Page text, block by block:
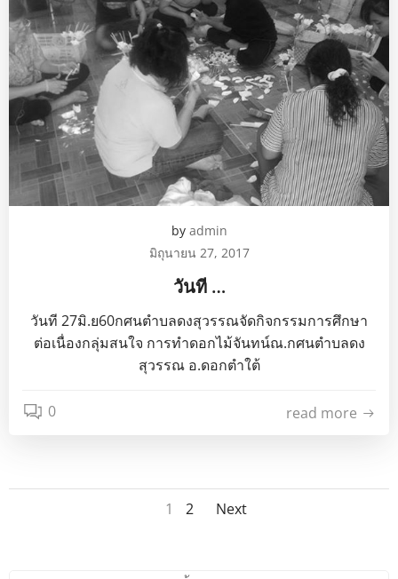
by admin
มิถุนายน 27, 2017
วันที …
วันที 27มิ.ย60กศนตำบลดงสุวรรณจัดกิจกรรมการศึกษา
ต่อเนื่องกลุ่มสนใจ การทำดอกไม้จันทน์ณ.กศนตำบลดง
สุวรรณ อ.ดอกตำใต้
0 read more
Posts
navigation
Page
1 Page
2
Posts
Next